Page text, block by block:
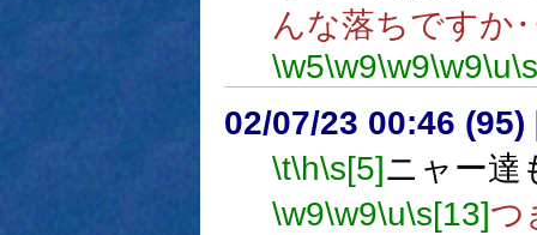
んな落ちですか
\w5\w9\w9\w9\u
02/07/23 00:46 (95)
\t\h\s[5]ニャー達
\w9\w9\u\s[13]つ